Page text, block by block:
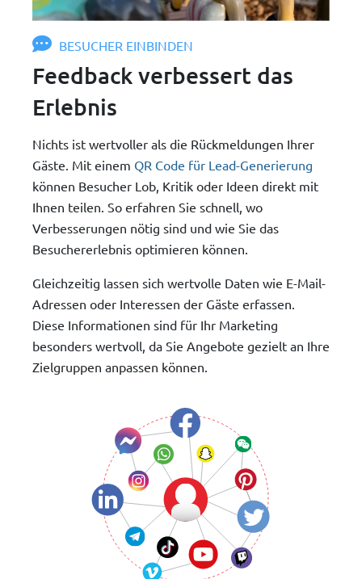
BESUCHER EINBINDEN
Feedback verbessert das
Erlebnis
Nichts ist wertvoller als die Rückmeldungen Ihrer
Gäste. Mit einem QR Code für Lead-Generierung
können Besucher Lob, Kritik oder Ideen direkt mit
Ihnen teilen. So erfahren Sie schnell, wo
Verbesserungen nötig sind und wie Sie das
Besuchererlebnis optimieren können.
Gleichzeitig lassen sich wertvolle Daten wie E-Mail-
Adressen oder Interessen der Gäste erfassen.
Diese Informationen sind für Ihr Marketing
besonders wertvoll, da Sie Angebote gezielt an Ihre
Zielgruppen anpassen können.